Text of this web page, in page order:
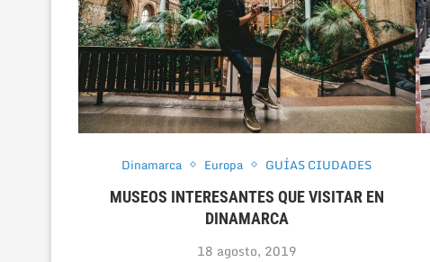
Dinamarca Europa GUÍAS CIUDADES
MUSEOS INTERESANTES QUE VISITAR EN
DINAMARCA
18 agosto, 2019